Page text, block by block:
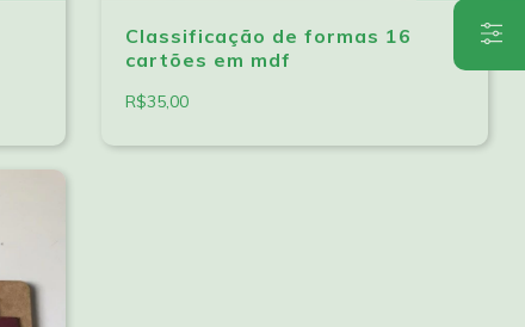
Classificação de formas 16
cartões em mdf
R$35,00